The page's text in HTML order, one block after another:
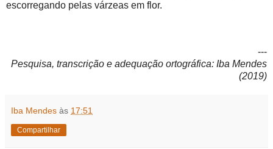
escorregando pelas várzeas em flor.
---
Pesquisa, transcrição e adequação ortográfica: Iba Mendes
(2019)
Iba Mendes às 17:51
Compartilhar